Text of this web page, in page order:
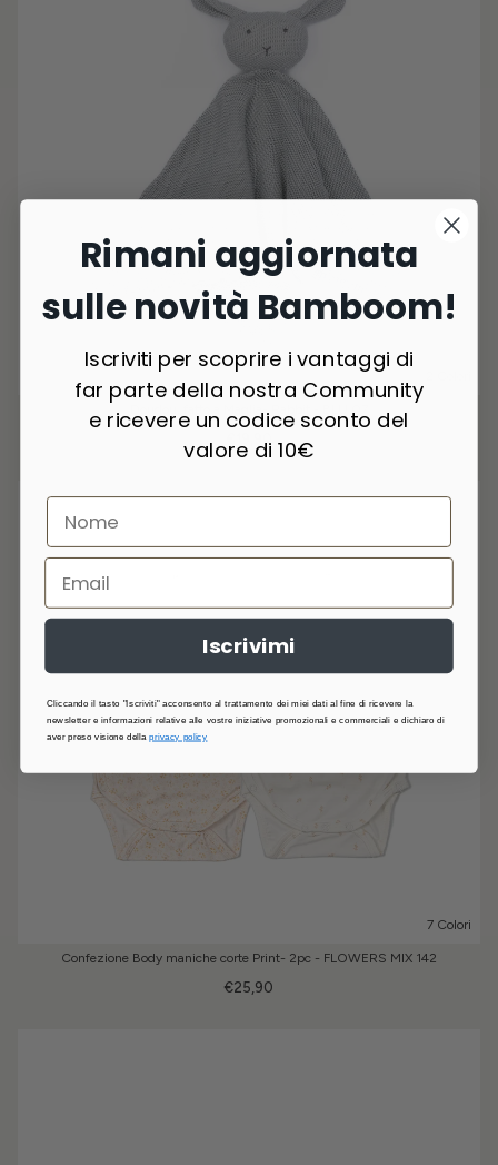
Doudou, fatto a Maglia- Rabbit - BLU 07
€19,90
7 Colori
Confezione Body maniche corte Print- 2pc - FLOWERS MIX 142
€25,90
Rimani aggiornata
sulle novità Bamboom!
Iscriviti per scoprire i vantaggi di
far parte della nostra Community
e ricevere un codice sconto del
valore di 10€
Iscrivimi
Cliccando il tasto "Iscriviti" acconsento al trattamento dei miei dati al fine di ricevere la
newsletter e informazioni relative alle vostre iniziative promozionali e commerciali e dichiaro di
aver preso visione dellaprivacy policy